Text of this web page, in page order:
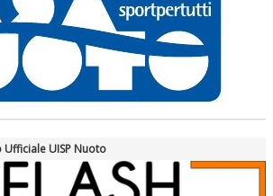
valorizzi le nostre specificità"
UISP Nuoto